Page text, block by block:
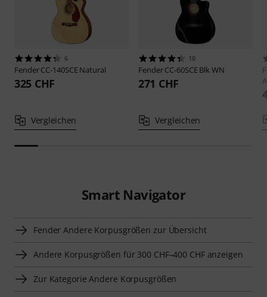
6
FenderCC-140SCE Natural
325 CHF
Vergleichen
10
FenderCC-60SCE Blk WN
271 CHF
Vergleichen
Smart Navigator
Fender Andere Korpusgrößen zur Übersicht
Andere Korpusgrößen für 300 CHF–400 CHF anzeigen
Zur Kategorie Andere Korpusgrößen